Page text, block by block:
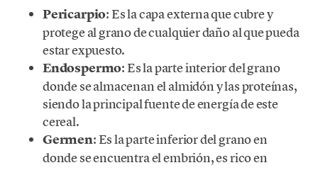
Pericarpio: Es la capa externa que cubre y
protege al grano de cualquier daño al que pueda
estar expuesto.
Endospermo: Es la parte interior del grano
donde se almacenan el almidón y las proteínas,
siendo la principal fuente de energía de este
cereal.
Germen: Es la parte inferior del grano en
donde se encuentra el embrión, es rico en